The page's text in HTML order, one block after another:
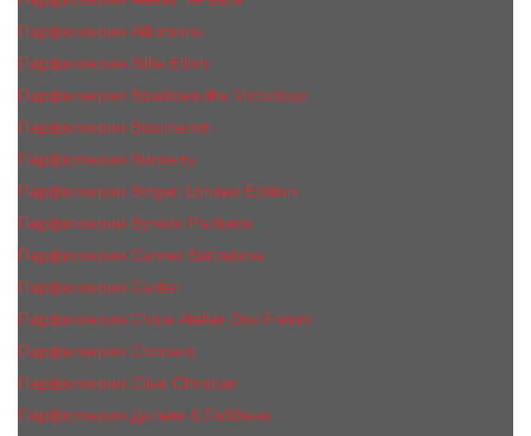
Парфюмерия Atkinsons
Парфюмерия Billie Eilish
Парфюмерия Boadicea the Victorious
Парфюмерия Boucheron
Парфюмерия Burberry
Парфюмерия Bvlgari Limited Edition
Парфюмерия Byredo Parfums
Парфюмерия Carner Barcelona
Парфюмерия Cartier
Парфюмерия Chloe Atelier Des Fleurs
Парфюмерия Сhopard
Парфюмерия Clive Christian
Парфюмерия Дольче & Габбана